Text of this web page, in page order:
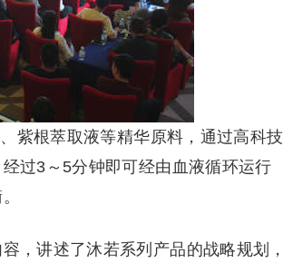
紫根萃取液等精华原料，通过高科技
过3～5分钟即可经由血液循环运行
，讲述了沐若系列产品的战略规划，